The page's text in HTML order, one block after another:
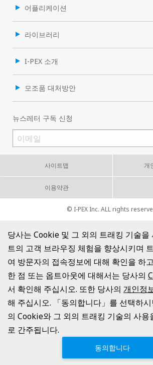
어플리케이션
라이브러리
I-PEX 소개
모조품 대처방안
뉴스레터 구독 신청
사이트맵 개
이용약관
© I-PEX Inc. ALL rights
당사는 Cookie 및 그 외의 트래킹 기술을
트의 고객 브라우징 체험을 향상시키며
여 방문자의 접속정보에 대해 확인을 하
한 점 또는 옵트아웃에 대해서는 당사의
서 확인해 주십시오. 또한 당사의 개인정
해 주십시오. 「동의합니다」를 선택하
의 Cookie와 그 외의 트래킹 기술의 사용
로 간주됩니다.
동의합니다